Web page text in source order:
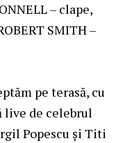
– clape,
SMITH –
pe terasă, cu
de celebrul
Popescu și Titi